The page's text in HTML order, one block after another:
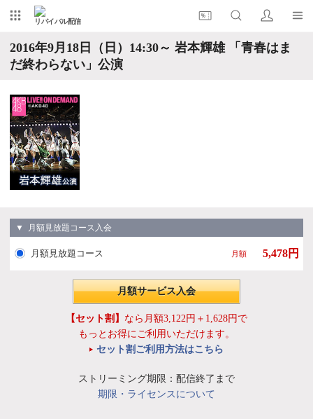
リバイバル配信
2016年9月18日（日）14:30～ 岩本輝雄 「青春はま
だ終わらない」公演
▼ 月額見放題コース入会
月額見放題コース 月額 5,478円
月額サービス入会
【セット割】 なら月額3,122円＋1,628円で
もっとお得にご利用いただけます。
セット割ご利用方法はこちら
ストリーミング期限：配信終了まで
期限・ライセンスについて